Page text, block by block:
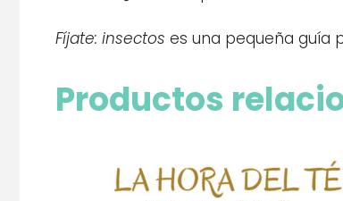
Fíjate: insectos es una pequeña guía
Productos